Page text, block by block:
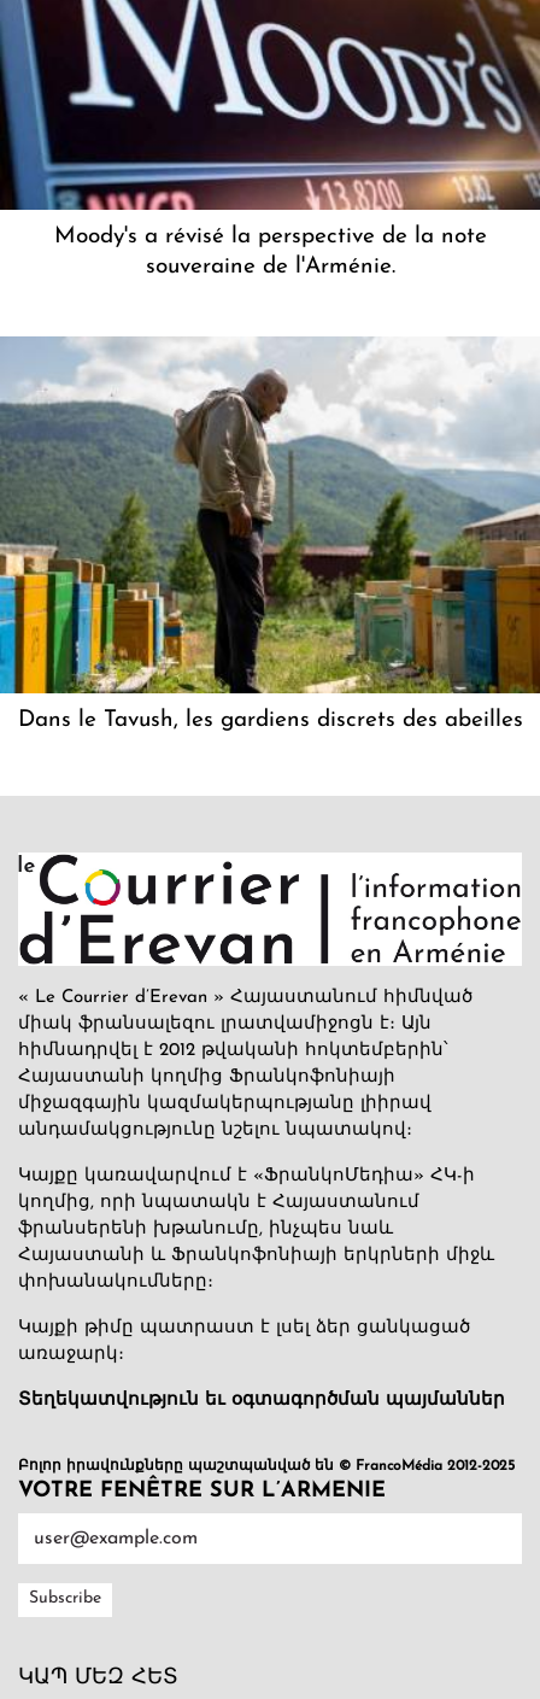
Moody's a révisé la perspective de la note
souveraine de l'Arménie.
Dans le Tavush, les gardiens discrets des abeilles
« Le Courrier d’Erevan » Հայաստանում հիմնված
միակ ֆրանսալեզու լրատվամիջոցն է։ Այն
հիմնադրվել է 2012 թվականի հոկտեմբերին՝
Հայաստանի կողմից Ֆրանկոֆոնիայի
միջազգային կազմակերպությանը լիիրավ
անդամակցությունը նշելու նպատակով։
Կայքը կառավարվում է «ՖրանկոՄեդիա» ՀԿ-ի
կողմից, որի նպատակն է Հայաստանում
ֆրանսերենի խթանումը, ինչպես նաև
Հայաստանի և Ֆրանկոֆոնիայի երկրների միջև
փոխանակումները։
Կայքի թիմը պատրաստ է լսել ձեր ցանկացած
առաջարկ։
Տեղեկատվություն եւ օգտագործման պայմաններ
Բոլոր իրավունքները պաշտպանված են © FrancoMédia 2012-2025
VOTRE FENÊTRE SUR L’ARMENIE
ԿԱՊ ՄԵԶ ՀԵՏ